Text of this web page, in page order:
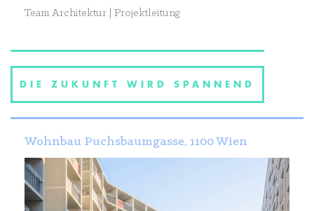
Team Architektur | Projektleitung
DIE ZUKUNFT WIRD SPANNEND
Wohnbau Puchsbaumgasse, 1100 Wien